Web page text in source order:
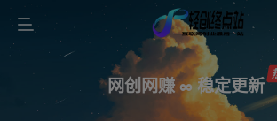
网创网赚 ∞ 稳定更新